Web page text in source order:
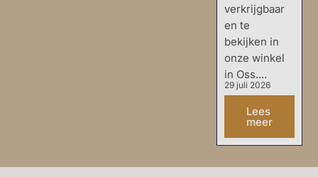
verkrijgbaar
en te
bekijken in
onze winkel
in Oss....
29 juli 2026
Lees
meer